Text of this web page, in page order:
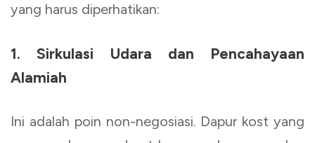
yang harus diperhatikan:
1. Sirkulasi Udara dan Pencahayaan
Alamiah
Ini adalah poin non-negosiasi. Dapur kost yang